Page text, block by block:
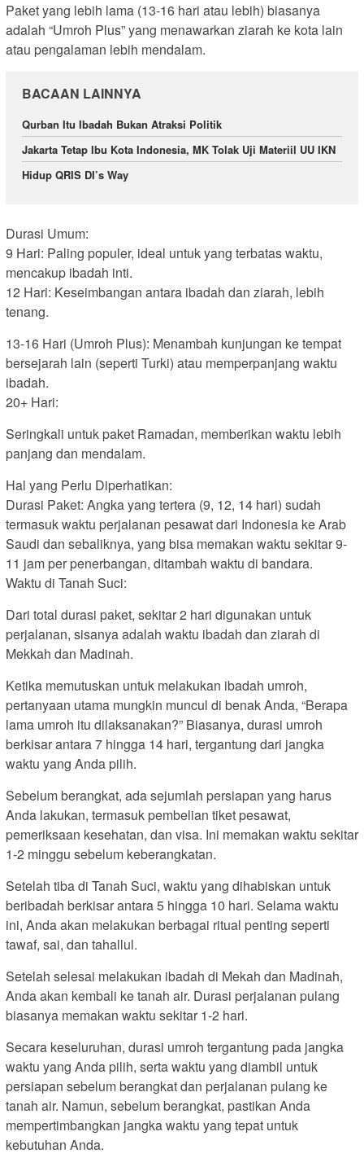
Paket yang lebih lama (13-16 hari atau lebih) biasanya
adalah “Umroh Plus” yang menawarkan ziarah ke kota lain
atau pengalaman lebih mendalam.
BACAAN LAINNYA
Qurban Itu Ibadah Bukan Atraksi Politik
Jakarta Tetap Ibu Kota Indonesia, MK Tolak Uji Materiil UU IKN
Hidup QRIS DI’s Way
Durasi Umum:
9 Hari: Paling populer, ideal untuk yang terbatas waktu,
mencakup ibadah inti.
12 Hari: Keseimbangan antara ibadah dan ziarah, lebih
tenang.
13-16 Hari (Umroh Plus): Menambah kunjungan ke tempat
bersejarah lain (seperti Turki) atau memperpanjang waktu
ibadah.
20+ Hari:
Seringkali untuk paket Ramadan, memberikan waktu lebih
panjang dan mendalam.
Hal yang Perlu Diperhatikan:
Durasi Paket: Angka yang tertera (9, 12, 14 hari) sudah
termasuk waktu perjalanan pesawat dari Indonesia ke Arab
Saudi dan sebaliknya, yang bisa memakan waktu sekitar 9-
11 jam per penerbangan, ditambah waktu di bandara.
Waktu di Tanah Suci:
Dari total durasi paket, sekitar 2 hari digunakan untuk
perjalanan, sisanya adalah waktu ibadah dan ziarah di
Mekkah dan Madinah.
Ketika memutuskan untuk melakukan ibadah umroh,
pertanyaan utama mungkin muncul di benak Anda, “Berapa
lama umroh itu dilaksanakan?” Biasanya, durasi umroh
berkisar antara 7 hingga 14 hari, tergantung dari jangka
waktu yang Anda pilih.
Sebelum berangkat, ada sejumlah persiapan yang harus
Anda lakukan, termasuk pembelian tiket pesawat,
pemeriksaan kesehatan, dan visa. Ini memakan waktu sekitar
1-2 minggu sebelum keberangkatan.
Setelah tiba di Tanah Suci, waktu yang dihabiskan untuk
beribadah berkisar antara 5 hingga 10 hari. Selama waktu
ini, Anda akan melakukan berbagai ritual penting seperti
tawaf, sai, dan tahallul.
Setelah selesai melakukan ibadah di Mekah dan Madinah,
Anda akan kembali ke tanah air. Durasi perjalanan pulang
biasanya memakan waktu sekitar 1-2 hari.
Secara keseluruhan, durasi umroh tergantung pada jangka
waktu yang Anda pilih, serta waktu yang diambil untuk
persiapan sebelum berangkat dan perjalanan pulang ke
tanah air. Namun, sebelum berangkat, pastikan Anda
mempertimbangkan jangka waktu yang tepat untuk
kebutuhan Anda.